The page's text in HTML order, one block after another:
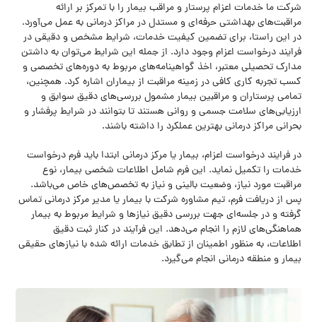
شرکت ما خدمات اعزام پرستار و مراقب بیمار را با تمرکز بر ارائه
مراقبت‌های بهداشتی حرفه‌ای و مستدل در مراکز درمانی به عمل می‌آورد.
در این راستا، برای تضمین کیفیت خدمات، شرایط مشخص و دقیقی در
فرایند درخواست اعزام وجود دارد. از جمله این شرایط می‌توان به داشتن
مدارک تحصیلی معتبر، اخذ گواهینامه‌های مربوط به دوره‌های تخصصی و
کسب تجربه کاری کافی در زمینه مراقبت از بیماران اشاره کرد. همچنین،
تمامی پرستاران و مراقبین بیمار مشمول بررسی‌های دقیق سوابق و
ارزیابی‌های سلامت جسمی و روانی هستند تا بتوانند در شرایط پرفشار و
بحرانی مراکز درمانی بهترین عملکرد را داشته باشند.
در فرایند درخواست اعزام، بیمار یا مرکز درمانی ابتدا باید فرم درخواست
خدمات را تکمیل نماید. این فرم شامل اطلاعات شخصی بیمار، نوع
مراقبت مورد نیاز، وضعیت بالینی و نیاز به تخصص‌های خاص می‌باشد.
پس از دریافت فرم، تیم مشاوره شرکت با بیمار یا مدیر مرکز درمانی تماس
گرفته و در جلسه‌ای جهت بررسی دقیق نیازها و شرایط مربوط به بیمار
هماهنگی‌های لازم را انجام می‌دهد. این فرآیند در کنار ثبت دقیق
اطلاعات، به منظور اطمینان از تطابق خدمات ارائه شده با نیازهای حقیقی
بیمار و منطقه درمانی انجام می‌گیرد.